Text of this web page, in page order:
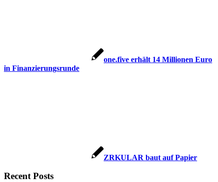
one.five erhält 14 Millionen Euro
in Finanzierungsrunde
ZRKULAR baut auf Papier
Recent Posts